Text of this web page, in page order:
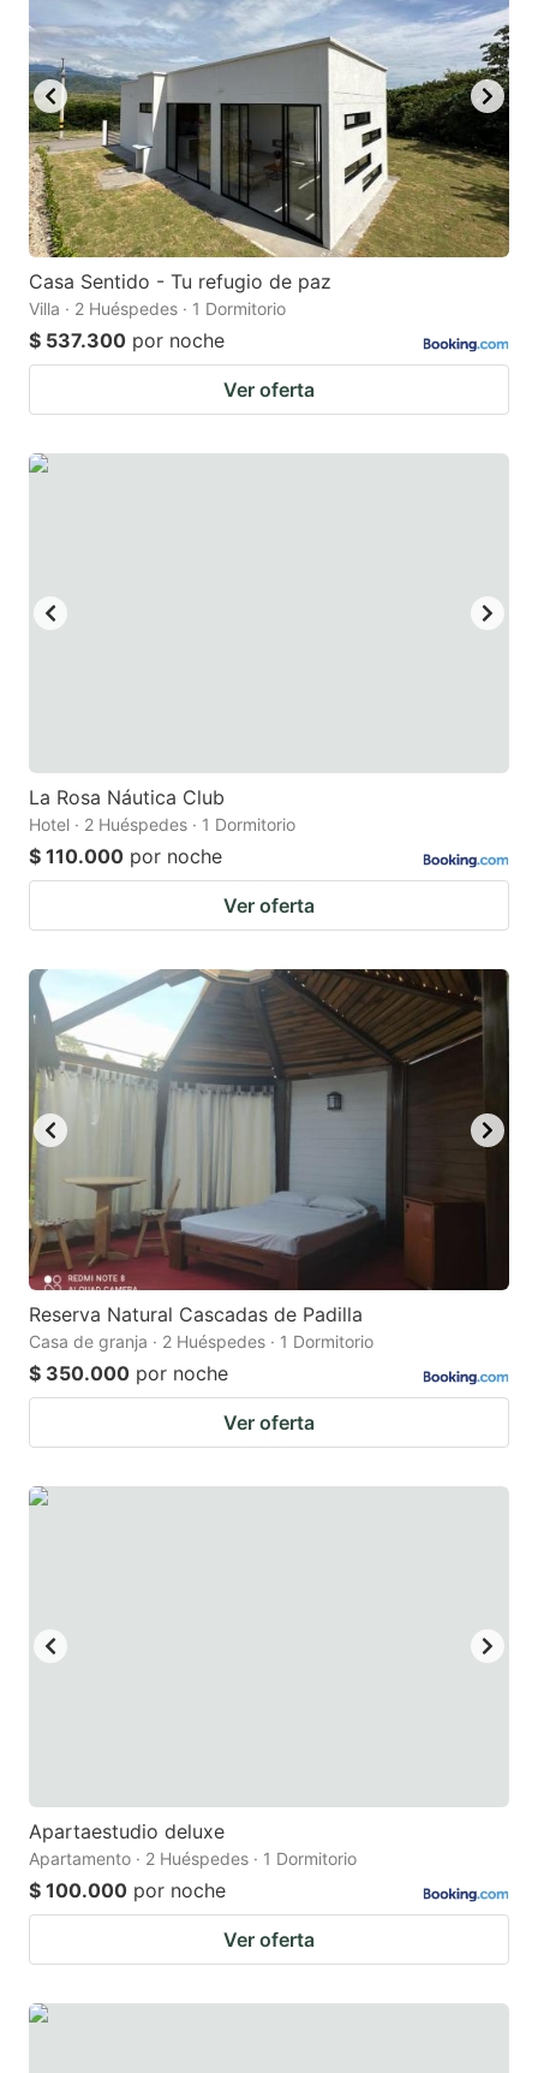
mark
key
to
get
the
keyboard
shortcuts
for
changing
dates.
mark
key
to
get
the
keyboard
shortcuts
for
Casa Sentido - Tu refugio de paz
Villa · 2 Huéspedes · 1 Dormitorio
$ 537.300 por noche
Ver oferta
La Rosa Náutica Club
Hotel · 2 Huéspedes · 1 Dormitorio
$ 110.000 por noche
Ver oferta
Reserva Natural Cascadas de Padilla
Casa de granja · 2 Huéspedes · 1 Dormitorio
$ 350.000 por noche
Ver oferta
Apartaestudio deluxe
Apartamento · 2 Huéspedes · 1 Dormitorio
$ 100.000 por noche
Ver oferta